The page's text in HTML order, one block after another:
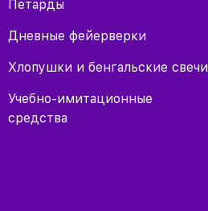
Петарды
Дневные фейерверки
Хлопушки и бенгальские свечи
Учебно-имитационные
средства